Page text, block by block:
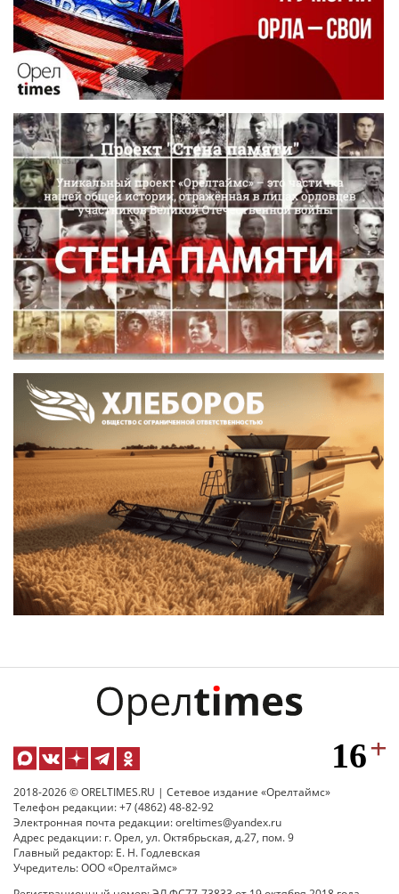
2018-2026 © ORELTIMES.RU | Сетевое издание «Орелтаймс»
Телефон редакции: +7 (4862) 48-82-92
Электронная почта редакции: oreltimes@yandex.ru
Адрес редакции: г. Орел, ул. Октябрьская, д.27, пом. 9
Главный редактор: Е. Н. Годлевская
Учредитель: ООО «Орелтаймс»